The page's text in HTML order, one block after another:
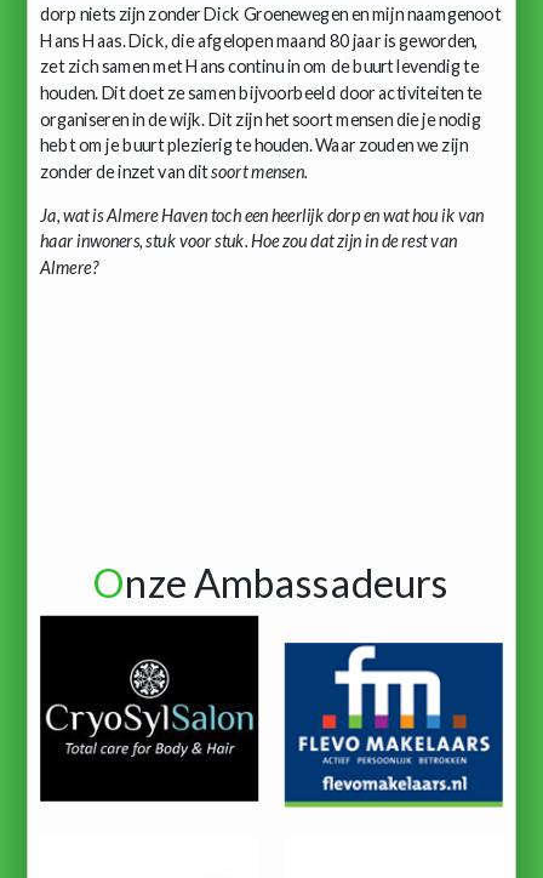
dorp niets zijn zonder Dick Groenewegen en mijn naamgenoot
Hans Haas. Dick, die afgelopen maand 80 jaar is geworden,
zet zich samen met Hans continu in om de buurt levendig te
houden. Dit doet ze samen bijvoorbeeld door activiteiten te
organiseren in de wijk. Dit zijn het soort mensen die je nodig
hebt om je buurt plezierig te houden. Waar zouden we zijn
zonder de inzet van ditsoort mensen.
Ja, wat is Almere Haven toch een heerlijk dorp en wat hou ik van
haar inwoners, stuk voor stuk. Hoe zou dat zijn in de rest van
Almere?
Onze Ambassadeurs